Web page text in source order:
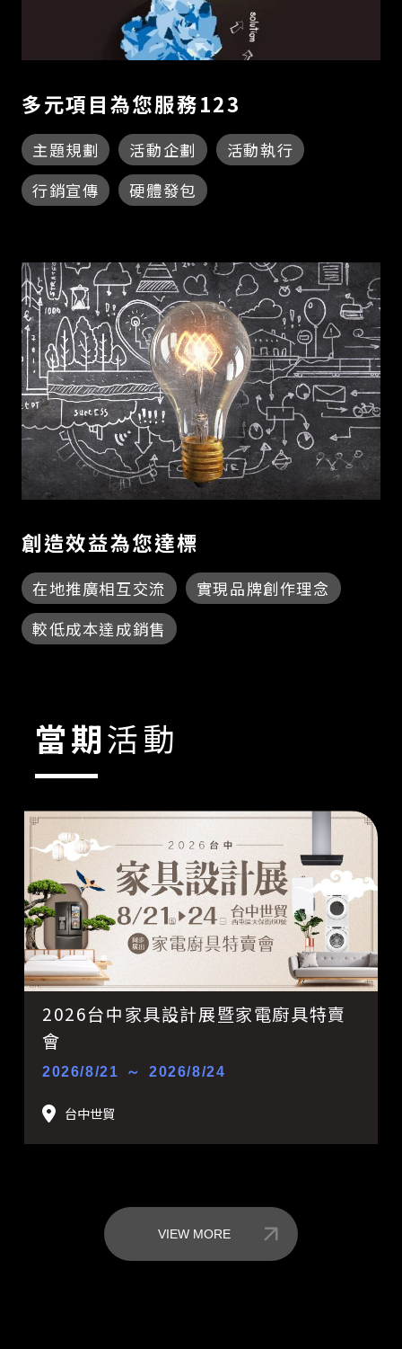
多元項目為您服務123
主題規劃 活動企劃
活動執行
行銷宣傳
硬體發包
創造效益為您達標
在地推廣相互交流
實現品牌創作理念
較低成本達成銷售
當期活動
2026台中家具設計展暨家電廚具特賣
會
2026/8/21 ～ 2026/8/24
台中世貿
VIEW MORE